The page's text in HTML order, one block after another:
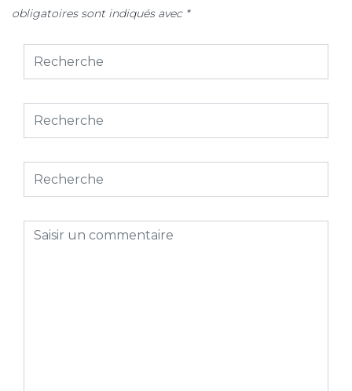
obligatoires sont indiqués avec *